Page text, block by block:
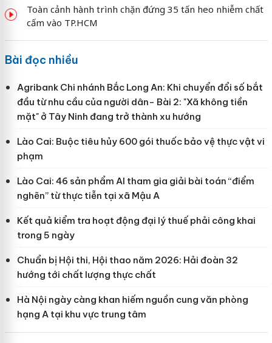
Toàn cảnh hành trình chặn đứng 35 tấn heo nhiễm chất
cấm vào TP.HCM
Bài đọc nhiều
Agribank Chi nhánh Bắc Long An: Khi chuyển đổi số bắt
đầu từ nhu cầu của người dân- Bài 2: "Xã không tiền
mặt" ở Tây Ninh đang trở thành xu hướng
Lào Cai: Buộc tiêu hủy 600 gói thuốc bảo vệ thực vật vi
phạm
Lào Cai: 46 sản phẩm AI tham gia giải bài toán “điểm
nghẽn” từ thực tiễn tại xã Mậu A
Kết quả kiểm tra hoạt động đại lý thuế phải công khai
trong 5 ngày
Chuẩn bị Hội thi, Hội thao năm 2026: Hải đoàn 32
hướng tới chất lượng thực chất
Hà Nội ngày càng khan hiếm nguồn cung văn phòng
hạng A tại khu vực trung tâm